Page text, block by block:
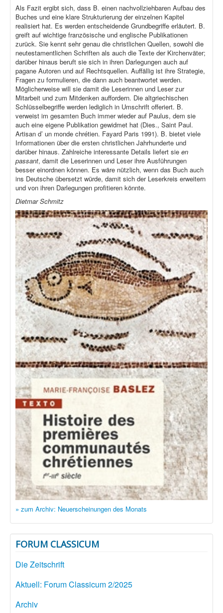
Als Fazit ergibt sich, dass B. einen nachvollziehbaren Aufbau des
Buches und eine klare Strukturierung der einzelnen Kapitel
realisiert hat. Es werden entscheidende Grundbegriffe erläutert. B.
greift auf wichtige französische und englische Publikationen
zurück. Sie kennt sehr genau die christlichen Quellen, sowohl die
neutestamentlichen Schriften als auch die Texte der Kirchenväter;
darüber hinaus beruft sie sich in ihren Darlegungen auch auf
pagane Autoren und auf Rechtsquellen. Auffällig ist ihre Strategie,
Fragen zu formulieren, die dann auch beantwortet werden.
Möglicherweise will sie damit die Leserinnen und Leser zur
Mitarbeit und zum Mitdenken auffordern. Die altgriechischen
Schlüsselbegriffe werden lediglich in Umschrift offeriert. B.
verweist im gesamten Buch immer wieder auf Paulus, dem sie
auch eine eigene Publikation gewidmet hat (Dies., Saint Paul.
Artisan d’ un monde chrétien. Fayard Paris 1991). B. bietet viele
Informationen über die ersten christlichen Jahrhunderte und
darüber hinaus. Zahlreiche interessante Details liefert sie en
passant, damit die Leserinnen und Leser ihre Ausführungen
besser einordnen können. Es wäre nützlich, wenn das Buch auch
ins Deutsche übersetzt würde, damit sich der Leserkreis erweitern
und von ihren Darlegungen profitieren könnte.
Dietmar Schmitz
» zum Archiv: Neuerscheinungen des Monats
FORUM CLASSICUM
Die Zeitschrift
Aktuell: Forum Classicum 2/2025
Archiv